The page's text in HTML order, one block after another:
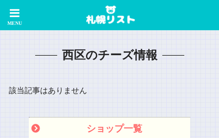
西区のチーズ情報
該当記事はありません
ショップ一覧